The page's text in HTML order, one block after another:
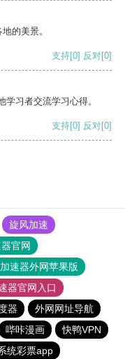
的美景。
支持[0] 反对[0]
习者交流学习心得。
支持[0] 反对[0]
旋风加速
官网
速器外网苹果版
器官网入口
器
外网网址导航
哔咔漫画
快鸭VPN
统彩票app